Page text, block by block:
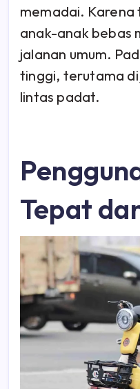
memadai. Karena
anak-anak bebas
jalanan umum.
tinggi, terutama di
lintas padat.
Tepat